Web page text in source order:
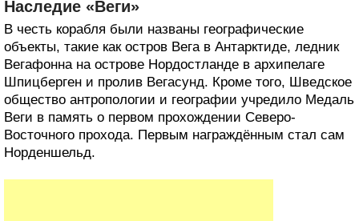
Наследие «Веги»
В честь корабля были названы географические
объекты, такие как остров Вега в Антарктиде, ледник
Вегафонна на острове Нордостланде в архипелаге
Шпицберген и пролив Вегасунд. Кроме того, Шведское
общество антропологии и географии учредило Медаль
Веги в память о первом прохождении Северо-
Восточного прохода. Первым награждённым стал сам
Норденшельд.